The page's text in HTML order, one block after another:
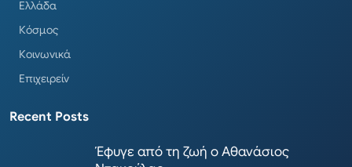
Ελλάδα
Κόσμος
Κοινωνικά
Επιχειρείν
Recent Posts
Έφυγε από τη ζωή ο Αθανάσιος